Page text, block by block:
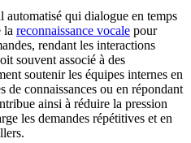
automatisé qui dialogue en temps
la reconnaissance vocale pour
rendant les interactions
souvent associé à des
soutenir les équipes internes en
de connaissances ou en répondant
ainsi à réduire la pression
les demandes répétitives et en